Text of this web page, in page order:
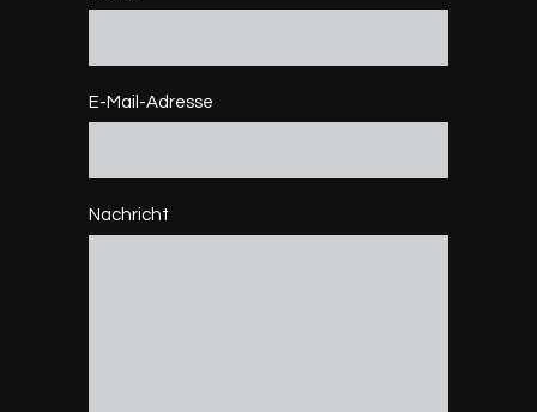
E-Mail-Adresse
Nachricht